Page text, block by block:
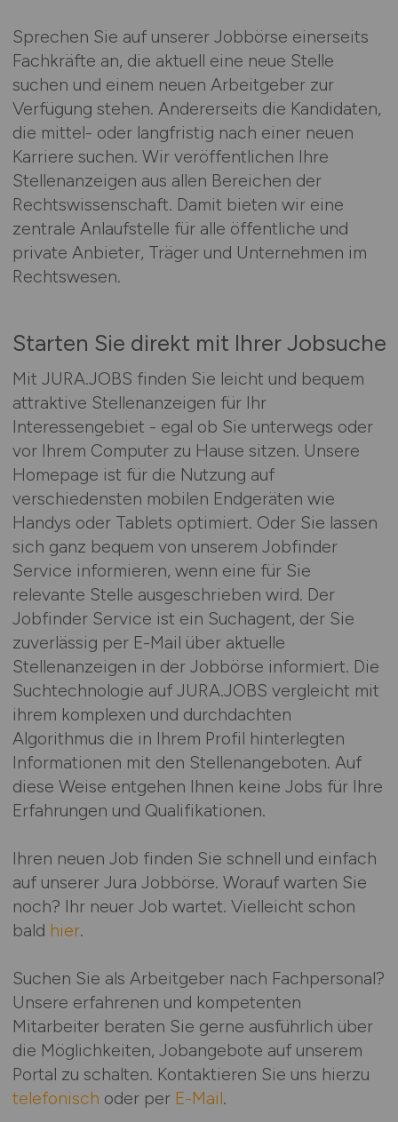
Sprechen Sie auf unserer Jobbörse einerseits
Fachkräfte an, die aktuell eine neue Stelle
suchen und einem neuen Arbeitgeber zur
Verfügung stehen. Andererseits die Kandidaten,
die mittel- oder langfristig nach einer neuen
Karriere suchen. Wir veröffentlichen Ihre
Stellenanzeigen aus allen Bereichen der
Rechtswissenschaft. Damit bieten wir eine
zentrale Anlaufstelle für alle öffentliche und
private Anbieter, Träger und Unternehmen im
Rechtswesen.
Starten Sie direkt mit Ihrer Jobsuche
Mit JURA.JOBS finden Sie leicht und bequem
attraktive Stellenanzeigen für Ihr
Interessengebiet - egal ob Sie unterwegs oder
vor Ihrem Computer zu Hause sitzen. Unsere
Homepage ist für die Nutzung auf
verschiedensten mobilen Endgeräten wie
Handys oder Tablets optimiert. Oder Sie lassen
sich ganz bequem von unserem Jobfinder
Service informieren, wenn eine für Sie
relevante Stelle ausgeschrieben wird. Der
Jobfinder Service ist ein Suchagent, der Sie
zuverlässig per E-Mail über aktuelle
Stellenanzeigen in der Jobbörse informiert. Die
Suchtechnologie auf JURA.JOBS vergleicht mit
ihrem komplexen und durchdachten
Algorithmus die in Ihrem Profil hinterlegten
Informationen mit den Stellenangeboten. Auf
diese Weise entgehen Ihnen keine Jobs für Ihre
Erfahrungen und Qualifikationen.
Ihren neuen Job finden Sie schnell und einfach
auf unserer Jura Jobbörse. Worauf warten Sie
noch? Ihr neuer Job wartet. Vielleicht schon
bald hier.
Suchen Sie als Arbeitgeber nach Fachpersonal?
Unsere erfahrenen und kompetenten
Mitarbeiter beraten Sie gerne ausführlich über
die Möglichkeiten, Jobangebote auf unserem
Portal zu schalten. Kontaktieren Sie uns hierzu
telefonisch oder per E-Mail.